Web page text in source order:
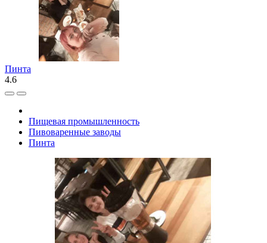
Пинта
4.6
Пищевая промышленность
Пивоваренные заводы
Пинта